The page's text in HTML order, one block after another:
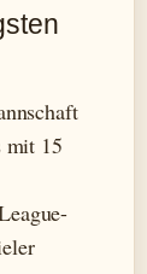
mit 15